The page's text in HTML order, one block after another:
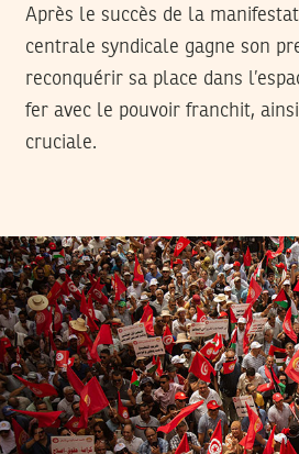
Après le succès de la
centrale syndicale gagne son
reconquérir sa place dans
fer avec le pouvoir franchit,
cruciale.